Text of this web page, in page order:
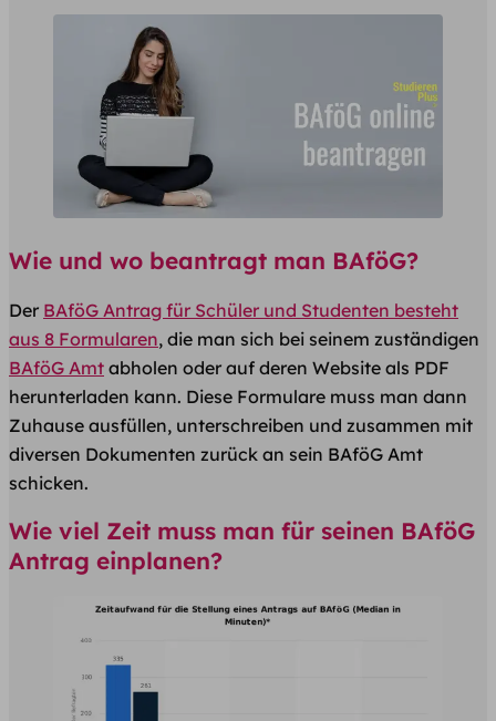
Wie und wo beantragt man BAföG?
Der BAföG Antrag für Schüler und Studenten besteht
aus 8 Formularen, die man sich bei seinem zuständigen
BAföG Amt abholen oder auf deren Website als PDF
herunterladen kann. Diese Formulare muss man dann
Zuhause ausfüllen, unterschreiben und zusammen mit
diversen Dokumenten zurück an sein BAföG Amt
schicken.
Wie viel Zeit muss man für seinen BAföG
Antrag einplanen?